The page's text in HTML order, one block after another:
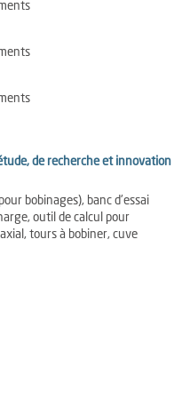
de recherche et innovation
bobinages), banc d'essai
outil de calcul pour
tours à bobiner, cuve